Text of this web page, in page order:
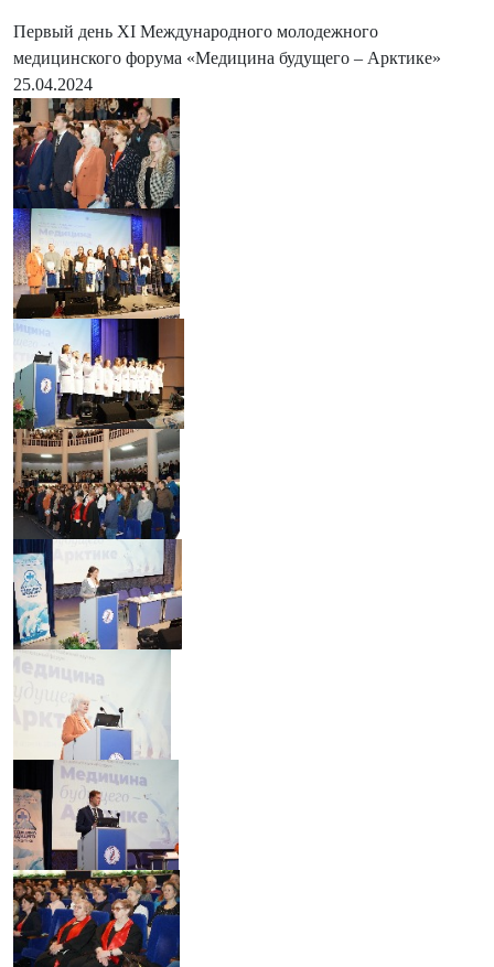
Первый день XI Международного молодежного
медицинского форума «Медицина будущего – Арктике»
25.04.2024